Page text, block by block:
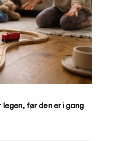
før den er i gang